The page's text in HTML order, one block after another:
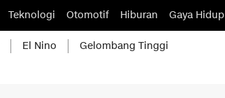
Teknologi Otomotif Hiburan Gaya Hidup
El Nino Gelombang Tinggi